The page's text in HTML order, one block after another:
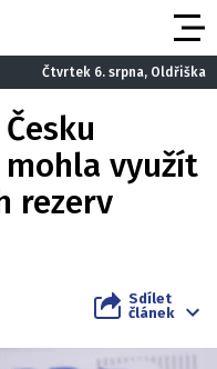
Čtvrtek 6. srpna, Oldřiška
mohla využít
rezerv
Sdílet
článek